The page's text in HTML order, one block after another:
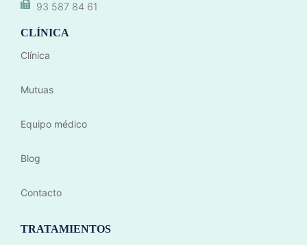
93 587 84 61
CLÍNICA
Clínica
Mutuas
Equipo médico
Blog
Contacto
TRATAMIENTOS